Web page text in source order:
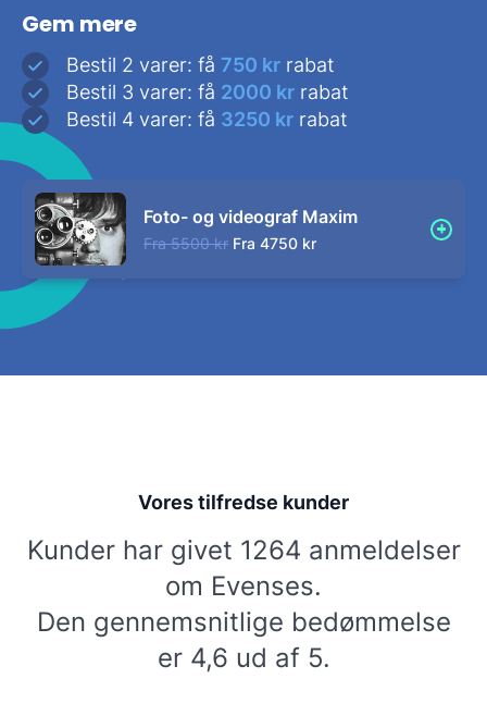
Gem mere
Bestil 2 varer: få 750 kr rabat
Bestil 3 varer: få 2000 kr rabat
Bestil 4 varer: få 3250 kr rabat
Foto- og videograf Maxim
Fra 5500 kr Fra 4750 kr
Vores tilfredse kunder
Kunder har givet 1264 anmeldelser
om Evenses.
Den gennemsnitlige bedømmelse
er 4,6 ud af 5.